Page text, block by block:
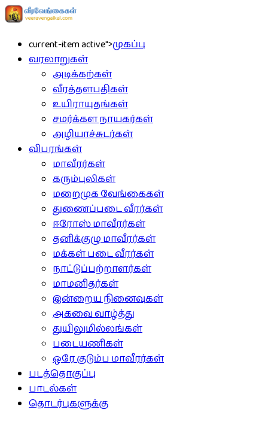
current-item active">முகப்பு
வரலாறுகள்
அடிக்கற்கள்
வீரத்தளபதிகள்
உயிராயுதங்கள்
சமர்க்கள நாயகர்கள்
அழியாச்சுடர்கள்
விபரங்கள்
மாவீரர்கள்
கரும்புலிகள்
மறைமுக வேங்கைகள்
துணைப்படை வீரர்கள்
ஈரோஸ் மாவீரர்கள்
தனிக்குழு மாவீரர்கள்
மக்கள் படை வீரர்கள்
நாட்டுப்பற்றாளர்கள்
மாமனிதர்கள்
இன்றைய நினைவுகள்
அகவை வாழ்த்து
துயிலுமில்லங்கள்
படையணிகள்
ஒரே குடும்ப மாவீரர்கள்
படத்தொகுப்பு
பாடல்கள்
தொடர்புகளுக்கு